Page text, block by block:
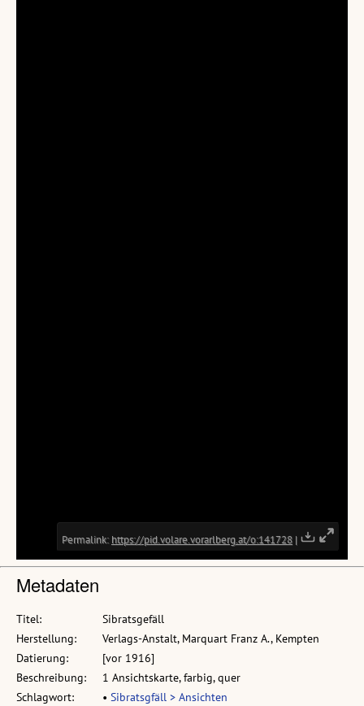
Metadaten
Titel:
Sibratsgefäll
Herstellung:
Verlags-Anstalt, Marquart Franz A., Kempten
Datierung:
[vor 1916]
Beschreibung:
1 Ansichtskarte, farbig, quer
Schlagwort:
• Sibratsgfäll > Ansichten